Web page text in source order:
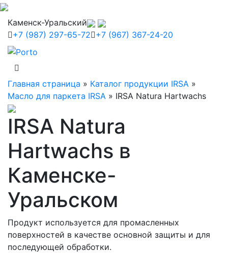
Каменск-Уральский
+7 (987) 297-65-72 +7 (967) 367-24-20
Главная страница » Каталог продукции IRSA »
Масло для паркета IRSA » IRSA Natura Hartwachs
IRSA Natura
Hartwachs в
Каменске-
Уральском
Продукт используется для промасленных
поверхностей в качестве основной защиты и для
последующей обработки.